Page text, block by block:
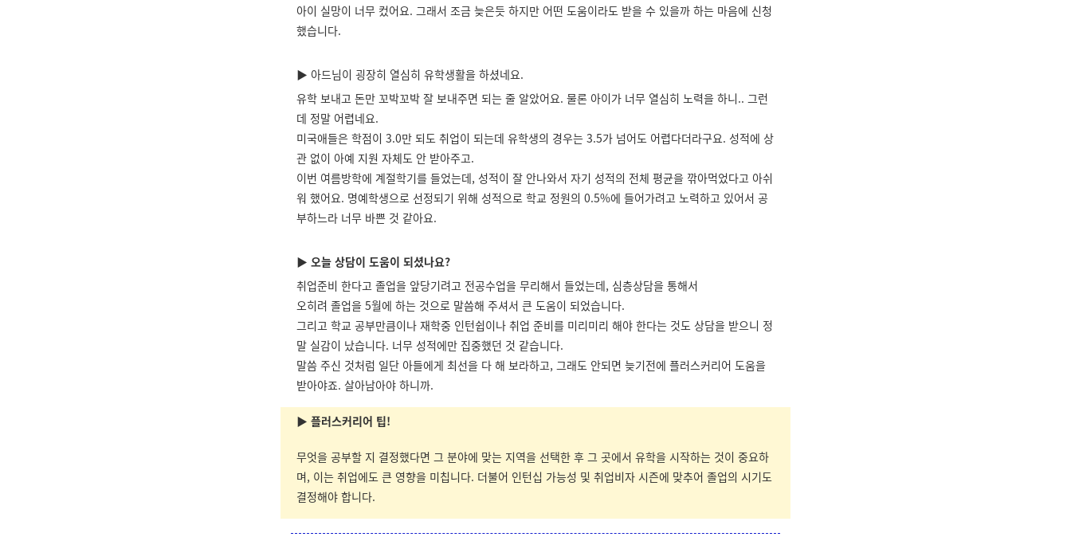
아이 실망이 너무 컸어요. 그래서 조금 늦은듯 하지만 어떤 도움이라도 받을 수 있을까 하는 마음에 신청
했습니다.
▶ 아드님이 굉장히 열심히 유학생활을 하셨네요.
유학 보내고 돈만 꼬박꼬박 잘 보내주면 되는 줄 알았어요. 물론 아이가 너무 열심히 노력을 하니.. 그런
데 정말 어렵네요.
미국애들은 학점이 3.0만 되도 취업이 되는데 유학생의 경우는 3.5가 넘어도 어렵다더라구요. 성적에 상
관 없이 아예 지원 자체도 안 받아주고.
이번 여름방학에 계절학기를 들었는데, 성적이 잘 안나와서 자기 성적의 전체 평균을 깎아먹었다고 아쉬
워 했어요. 명예학생으로 선정되기 위해 성적으로 학교 정원의 0.5%에 들어가려고 노력하고 있어서 공
부하느라 너무 바쁜 것 같아요.
▶ 오늘 상담이 도움이 되셨나요?
취업준비 한다고 졸업을 앞당기려고 전공수업을 무리해서 들었는데, 심층상담을 통해서
오히려 졸업을 5월에 하는 것으로 말씀해 주셔서 큰 도움이 되었습니다.
그리고 학교 공부만큼이나 재학중 인턴쉽이나 취업 준비를 미리미리 해야 한다는 것도 상담을 받으니 정
말 실감이 났습니다. 너무 성적에만 집중했던 것 같습니다.
말씀 주신 것처럼 일단 아들에게 최선을 다 해 보라하고, 그래도 안되면 늦기전에 플러스커리어 도움을
받아야죠. 살아남아야 하니까.
▶ 플러스커리어 팁!
무엇을 공부할 지 결정했다면 그 분야에 맞는 지역을 선택한 후 그 곳에서 유학을 시작하는 것이 중요하
며, 이는 취업에도 큰 영향을 미칩니다. 더불어 인턴십 가능성 및 취업비자 시즌에 맞추어 졸업의 시기도
결정해야 합니다.